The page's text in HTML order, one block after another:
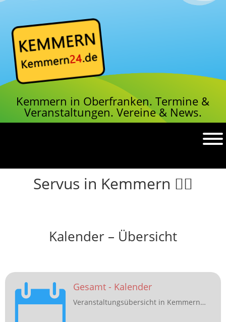
Kemmern in Oberfranken.Termine &
Veranstaltungen. Vereine & News.
Servus in Kemmern ✌🏼
Kalender – Übersicht
 Gesamt - Kalender
Veranstaltungsübersicht in Kemmern…